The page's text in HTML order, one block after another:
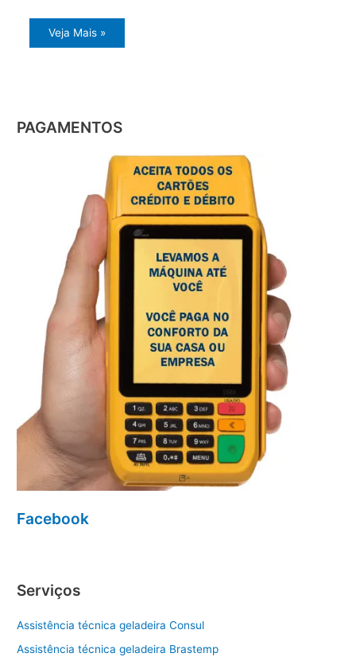
Veja Mais »
PAGAMENTOS
Facebook
Serviços
Assistência técnica geladeira Consul
Assistência técnica geladeira Brastemp